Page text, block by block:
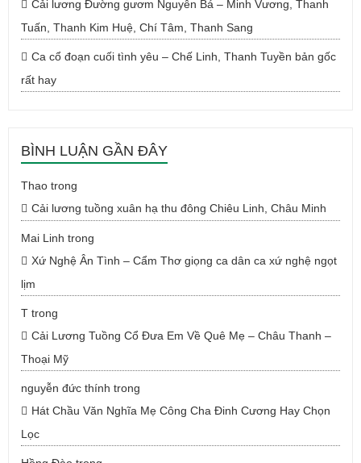
Cải lương Đường gươm Nguyên Bá – Minh Vương, Thanh
Tuấn, Thanh Kim Huệ, Chí Tâm, Thanh Sang
Ca cổ đoạn cuối tình yêu – Chế Linh, Thanh Tuyền bản gốc
rất hay
BÌNH LUẬN GẦN ĐÂY
Thao trong
Cải lương tuồng xuân hạ thu đông Chiêu Linh, Châu Minh
Mai Linh trong
Xứ Nghệ Ân Tình – Cẩm Thơ giọng ca dân ca xứ nghệ ngọt
lịm
T trong
Cải Lương Tuồng Cổ Đưa Em Về Quê Mẹ – Châu Thanh –
Thoại Mỹ
nguyễn đức thính trong
Hát Chầu Văn Nghĩa Mẹ Công Cha Đinh Cương Hay Chọn
Lọc